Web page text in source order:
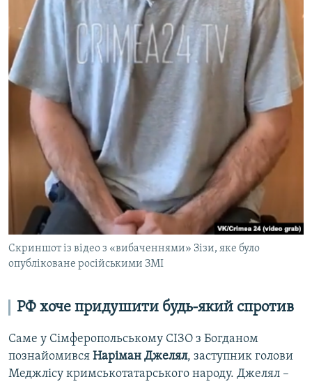
Скриншот із відео з «вибаченнями» Зізи, яке було
опубліковане російськими ЗМІ
РФ хоче придушити будь-який спротив
Саме у Сімферопольському СІЗО з Богданом
познайомився Наріман Джелял, заступник голови
Меджлісу кримськотатарського народу. Джелял –